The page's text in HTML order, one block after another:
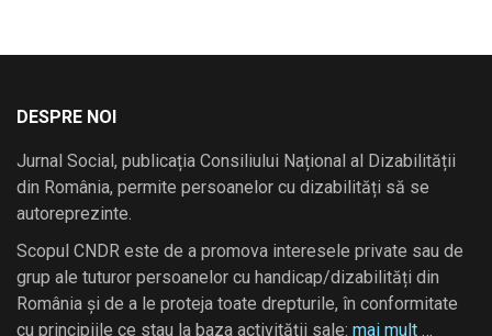
DESPRE NOI
Jurnal Social, publicația Consiliului Național al Dizabilității
din România, permite persoanelor cu dizabilități să se
autoreprezinte.
Scopul CNDR este de a promova interesele private sau de
grup ale tuturor persoanelor cu handicap/dizabilități din
România și de a le proteja toate drepturile, în conformitate
cu principiile ce stau la baza activității sale: mai mult …